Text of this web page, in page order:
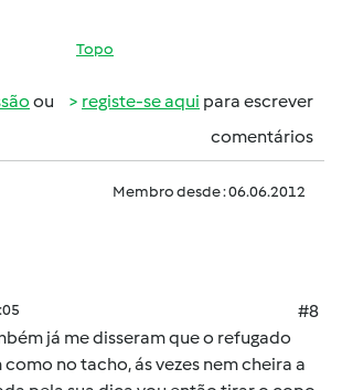
Topo
ou registe-se aqui para escrever
comentários
Membro desde : 06.06.2012
#8
já me disseram que o refugado
no tacho, ás vezes nem cheira a